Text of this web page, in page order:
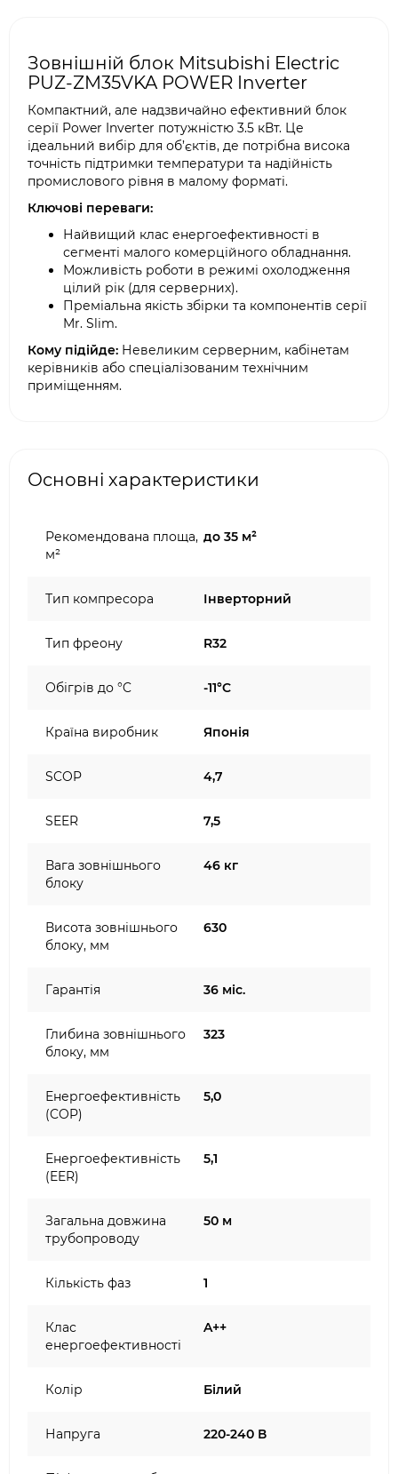
Зовнішній блок Mitsubishi Electric
PUZ-ZM35VKA POWER Inverter
Компактний, але надзвичайно ефективний блок
серії Power Inverter потужністю 3.5 кВт. Це
ідеальний вибір для об’єктів, де потрібна висока
точність підтримки температури та надійність
промислового рівня в малому форматі.
Ключові переваги:
Найвищий клас енергоефективності в
сегменті малого комерційного обладнання.
Можливість роботи в режимі охолодження
цілий рік (для серверних).
Преміальна якість збірки та компонентів серії
Mr. Slim.
Кому підійде: Невеликим серверним, кабінетам
керівників або спеціалізованим технічним
приміщенням.
Основні характеристики
Рекомендована площа,
м²
до 35 м²
Тип компресора Інверторний
Тип фреону R32
Обігрів до °C -11°C
Країна виробник Японія
SCOP 4,7
SEER 7,5
Вага зовнішнього
блоку
46 кг
Висота зовнішнього
блоку, мм
630
Гарантія 36 міс.
Глибина зовнішнього
блоку, мм
323
Енергоефективність
(COP)
5,0
Енергоефективність
(EER)
5,1
Загальна довжина
трубопроводу
50 м
Кількість фаз 1
Клас
енергоефективності
A++
Колір Білий
Напруга 220-240 В